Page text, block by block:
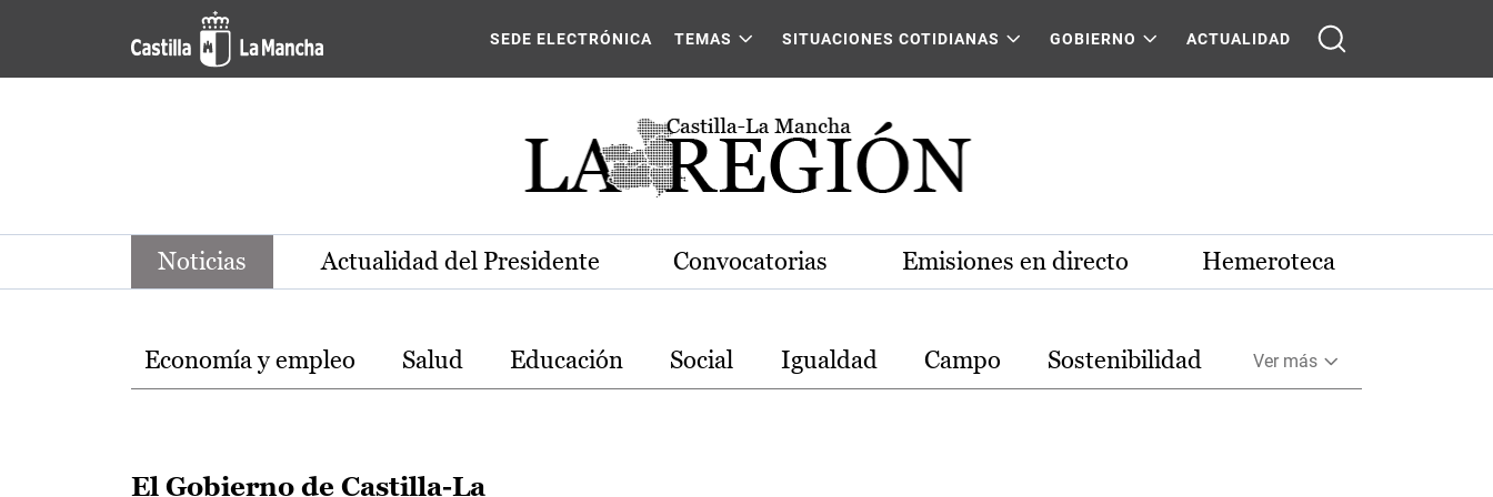
Pasar al contenido principal
Noticias de la región de Castilla-La Mancha
SEDE ELECTRÓNICA TEMAS SITUACIONES COTIDIANAS GOBIERNO ACTUALIDAD
Noticias Actualidad del Presidente Convocatorias Emisiones en directo Hemeroteca
Temas
Economía y empleo Salud Educación Social Igualdad Campo Sostenibilidad Ver más
El Gobierno de Castilla-La